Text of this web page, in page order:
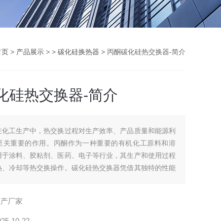
页 > 产品展示 > > 碳化硅换热器 > 丙酮碳化硅热交换器-简介
硅热交换器-简介
化工生产中，热交换过程对生产效率、产品质量和能源利
关重要的作用。丙酮作为一种重要的有机化工原料和溶
涂料、胶粘剂、医药、电子等行业，其生产和使用过程
冷却等热交换操作。碳化硅热交换器凭借其独特的性能
厂家